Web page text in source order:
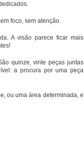
foco, sem atenção.
A visão parece ficar mais
quinze, vinte peças juntas
a procura por uma peça
ou uma área determinada, e